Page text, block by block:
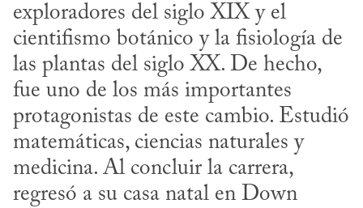
exploradores del siglo XIX y el
cientifismo botánico y la fisiología de
las plantas del siglo XX. De hecho,
fue uno de los más importantes
protagonistas de este cambio. Estudió
matemáticas, ciencias naturales y
medicina. Al concluir la carrera,
regresó a su casa natal en Down